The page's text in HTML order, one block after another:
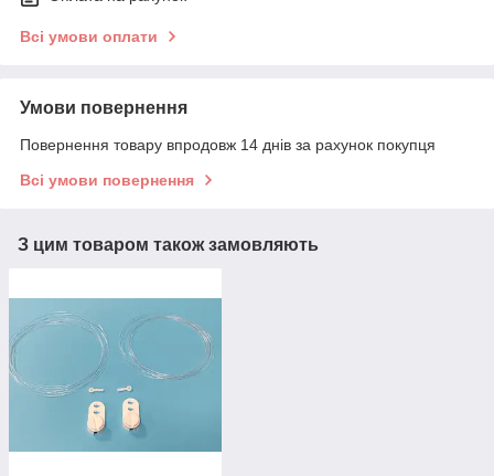
Всі умови оплати
Умови повернення
Повернення товару впродовж 14 днів за рахунок покупця
Всі умови повернення
З цим товаром також замовляють